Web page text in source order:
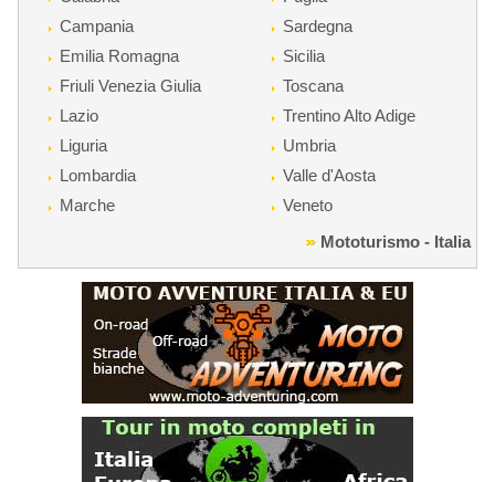
Campania
Emilia Romagna
Friuli Venezia Giulia
Lazio
Liguria
Lombardia
Marche
Sardegna
Sicilia
Toscana
Trentino Alto Adige
Umbria
Valle d'Aosta
Veneto
Mototurismo - Italia